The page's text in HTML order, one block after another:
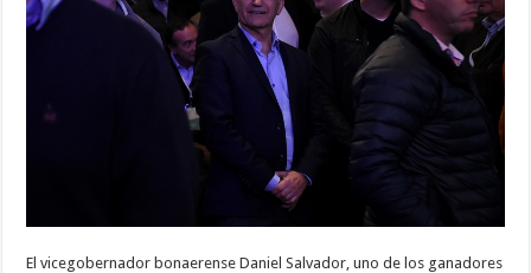
El vicegobernador bonaerense Daniel Salvador, uno de los ganadores